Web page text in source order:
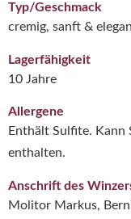
Typ/Geschmack
cremig, sanft &
Lagerfähigkeit
10 Jahre
Allergene
Enthält Sulfite. Kann
enthalten.
Anschrift des
Molitor Markus,